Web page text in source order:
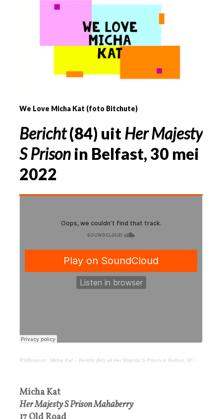
We Love Micha Kat (foto Bitchute)
Bericht(84) uitHer Majesty
SPrison in Belfast, 30 mei
2022
RSMuseum · Micha Kat – Bericht (84) uit Her Majesty S Prison in Belfast, 30 mei 2022
Micha Kat
Her Majesty S Prison Mahaberry